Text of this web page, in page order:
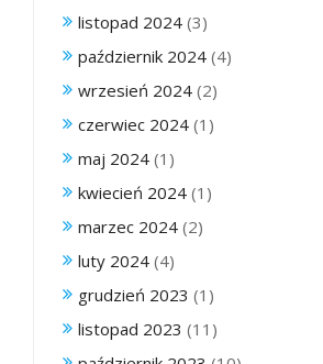
listopad 2024 (3)
październik 2024 (4)
wrzesień 2024 (2)
czerwiec 2024 (1)
maj 2024 (1)
kwiecień 2024 (1)
marzec 2024 (2)
luty 2024 (4)
grudzień 2023 (1)
listopad 2023 (11)